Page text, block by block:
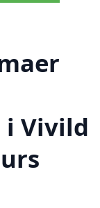
Vivild